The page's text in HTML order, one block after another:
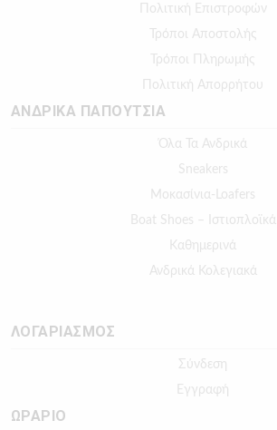
Πολιτική Επιστροφών
Τρόποι Αποστολής
Τρόποι Πληρωμής
Πολιτική Απορρήτου
ΑΝΔΡΙΚΑ ΠΑΠΟΥΤΣΙΑ
Όλα Τα Ανδρικά
Sneakers
Μοκασίνια-Loafers
Boat Shoes – Ιστιοπλοϊκά
Καθημερινά
Ανδρικά Κολεγιακά
ΛΟΓΑΡΙΑΣΜΟΣ
Σύνδεση
Εγγραφή
ΩΡΑΡΙΟ